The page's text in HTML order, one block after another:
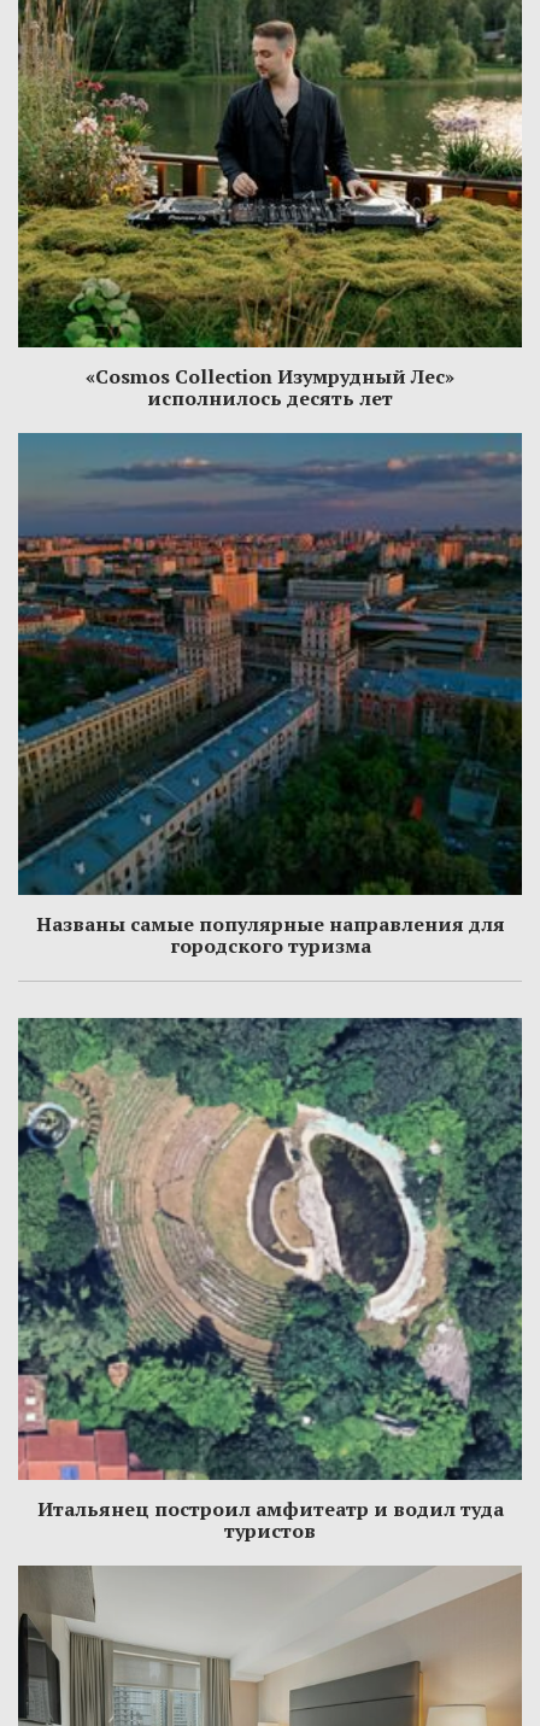
«Cosmos Collection Изумрудный Лес»
исполнилось десять лет
Названы самые популярные направления для
городского туризма
Итальянец построил амфитеатр и водил туда
туристов